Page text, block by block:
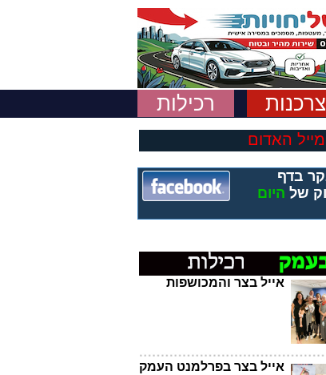
צרכנות רכילות
האדום
בדף
של היום
אייל בצר והמכושפות
אייל בצר בפרלמנט העמק